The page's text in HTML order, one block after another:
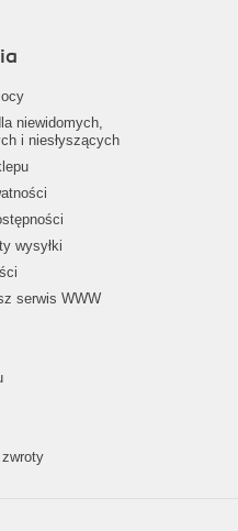
niewidomych,
i niesłyszących
wysyłki
serwis WWW